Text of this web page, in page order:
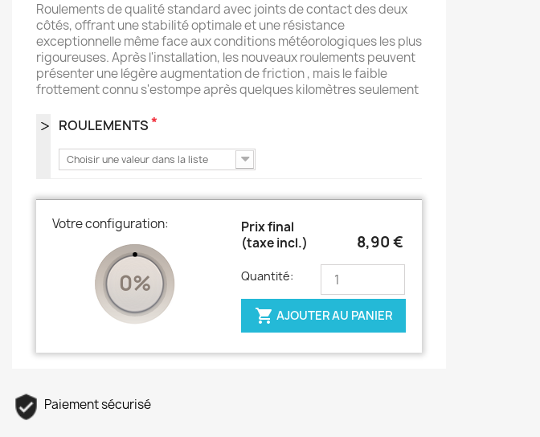
Roulements de qualité standard avec joints de contact des deux
côtés, offrant une stabilité optimale et une résistance
exceptionnelle même face aux conditions météorologiques les plus
rigoureuses. Après l'installation, les nouveaux roulements peuvent
présenter une légère augmentation de friction , mais le faible
frottement connu s'estompe après quelques kilomètres seulement
ROULEMENTS*
Choisir une valeur dans la liste
Votre configuration:
0%
Prix final
(taxe incl.)
8,90 €
Quantité:
 AJOUTER AU PANIER
Paiement sécurisé